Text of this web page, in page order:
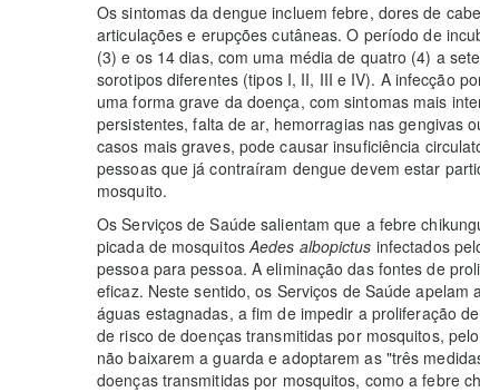
Os sintomas da dengue incluem febre, dores de
articulações e erupções cutâneas. O período de
(3) e os 14 dias, com uma média de quatro (4) a
sorotipos diferentes (tipos I, II, III e IV). A infecção
uma forma grave da doença, com sintomas mais
persistentes, falta de ar, hemorragias nas gengivas
casos mais graves, pode causar insuficiência
pessoas que já contraíram dengue devem estar
mosquito.
Os Serviços de Saúde salientam que a febre
picada de mosquitosAedes albopictus infectados
pessoa para pessoa. A eliminação das fontes de
eficaz. Neste sentido, os Serviços de Saúde
águas estagnadas, a fim de impedir a proliferação
de risco de doenças transmitidas por mosquitos,
não baixarem a guarda e adoptarem as "três
doenças transmitidas por mosquitos, como a febre